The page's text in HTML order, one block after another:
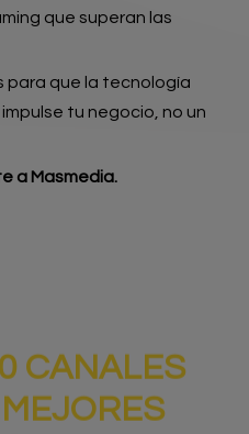
que superan las
para que la tecnología
tu negocio, no un
a Masmedia.
CANALES